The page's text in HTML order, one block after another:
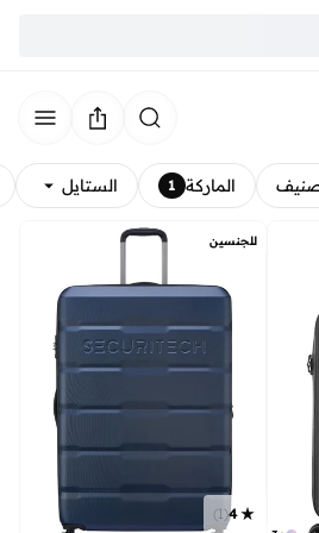
الماركة 1 الستايل
للجنسين
4
(
1
)